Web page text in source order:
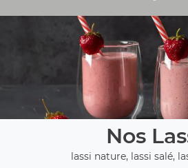
Nos
lassi nature, lassi salé,